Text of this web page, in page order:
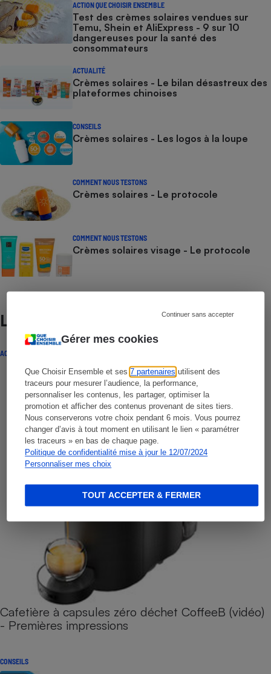
Gérer mes cookies
Que Choisir Ensemble et ses7 partenaires utilisent des
traceurs pour mesurer l’audience, la performance,
personnaliser les contenus, les partager, optimiser la
promotion et afficher des contenus provenant de sites tiers.
Nous conserverons votre choix pendant 6 mois. Vous pourrez
changer d’avis à tout moment en utilisant le lien « paramétrer
les traceurs » en bas de chaque page.
Politique de confidentialité mise à jour le 12/07/2024
Personnaliser mes choix
Continuer sans accepter
TOUT ACCEPTER & FERMER
ACTION QUE CHOISIR ENSEMBLE
Test des crèmes solaires vendues sur
Temu, Shein et AliExpress - 9 sur 10
dangereuses pour la santé des
consommateurs
ACTUALITÉ
Crèmes solaires - Le bilan désastreux des
plateformes chinoises
CONSEILS
Crèmes solaires - Les logos à la loupe
COMMENT NOUS TESTONS
Crèmes solaires - Le protocole
COMMENT NOUS TESTONS
Crèmes solaires visage - Le protocole
Lire aussi
ACTUALITÉ
Cafetière à capsules zéro déchet CoffeeB (vidéo)
- Premières impressions
CONSEILS